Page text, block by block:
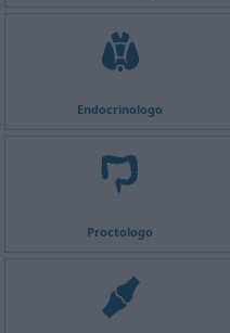
Endocrinologo
Proctologo